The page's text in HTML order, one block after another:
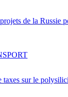
de la Russie
taxes sur le